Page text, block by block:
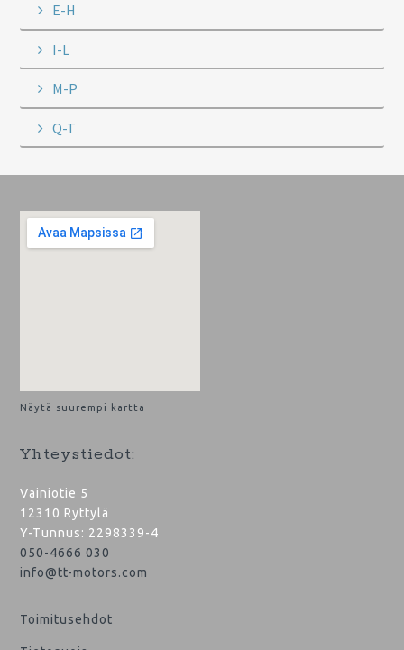
E-H
I-L
M-P
Q-T
Footer
Näytä suurempi kartta
Yhteystiedot:
Vainiotie 5
12310 Ryttylä
Y-Tunnus: 2298339-4
050-4666 030
info@tt-motors.com
Toimitusehdot